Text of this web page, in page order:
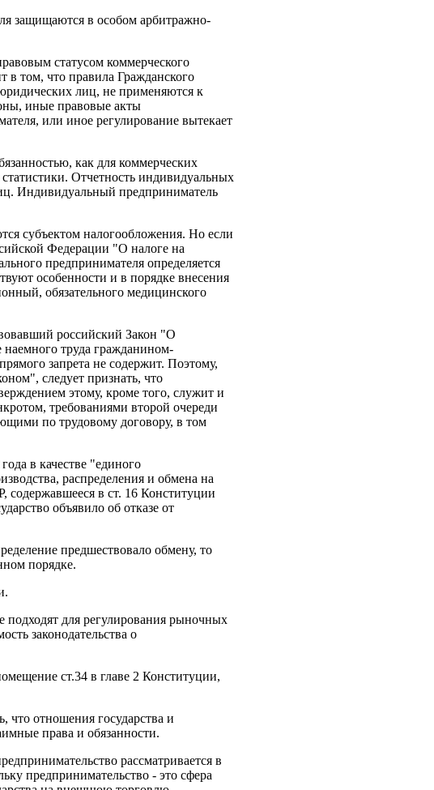
защищаются в особом арбитражно-
статусом коммерческого
в том, что правила Гражданского
лиц, не применяются к
иные правовые акты
или иное регулирование вытекает
как для коммерческих
Отчетность индивидуальных
Индивидуальный предприниматель
субъектом налогообложения. Но если
Федерации "О налоге на
предпринимателя определяется
особенности и в порядке внесения
обязательного медицинского
российский Закон "О
труда гражданином-
запрета не содержит. Поэтому,
следует признать, что
этому, кроме того, служит и
требованиями второй очереди
по трудовому договору, в том
в качестве "единого
распределения и обмена на
в ст. 16 Конституции
объявило об отказе от
предшествовало обмену, то
порядке.
для регулирования рыночных
законодательства о
ст.34 в главе 2 Конституции,
что отношения государства и
права и обязанности.
рассматривается в
предпринимательство - это сфера